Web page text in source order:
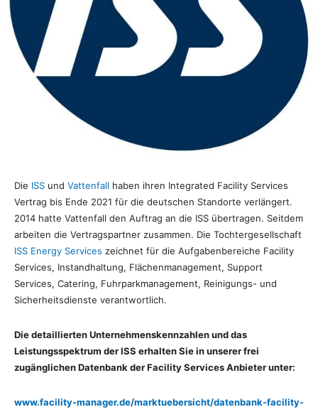
Die ISS und Vattenfall haben ihren Integrated Facility Services
Vertrag bis Ende 2021 für die deutschen Standorte verlängert.
2014 hatte Vattenfall den Auftrag an die ISS übertragen. Seitdem
arbeiten die Vertragspartner zusammen. Die Tochtergesellschaft
ISS Energy Services zeichnet für die Aufgabenbereiche Facility
Services, Instandhaltung, Flächenmanagement, Support
Services, Catering, Fuhrparkmanagement, Reinigungs- und
Sicherheitsdienste verantwortlich.
Die detaillierten Unternehmenskennzahlen und das
Leistungsspektrum der ISS erhalten Sie in unserer frei
zugänglichen Datenbank der Facility Services Anbieter unter:
www.facility-manager.de/marktuebersicht/datenbank-facility-